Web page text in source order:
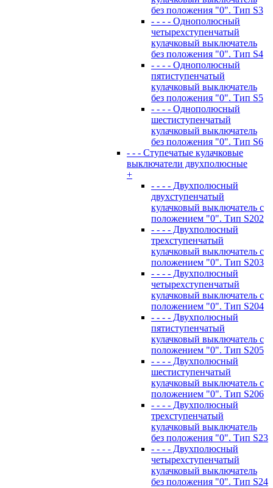
без положения "0". Тип S3
- - - - Однополюсный
четырехступенчатый
кулачковый выключатель
без положения "0". Тип S4
- - - - Однополюсный
пятиступенчатый
кулачковый выключатель
без положения "0". Тип S5
- - - - Однополюсный
шестиступенчатый
кулачковый выключатель
без положения "0". Тип S6
- - - Ступечатые кулачковые
выключатели двухполюсные
+
- - - - Двухполюсный
двухступенчатый
кулачковый выключатель с
положением "0". Тип S202
- - - - Двухполюсный
трехступенчатый
кулачковый выключатель с
положением "0". Тип S203
- - - - Двухполюсный
четырехступенчатый
кулачковый выключатель с
положением "0". Тип S204
- - - - Двухполюсный
пятиступенчатый
кулачковый выключатель с
положением "0". Тип S205
- - - - Двухполюсный
шестиступенчатый
кулачковый выключатель с
положением "0". Тип S206
- - - - Двухполюсный
трехступенчатый
кулачковый выключатель
без положения "0". Тип S23
- - - - Двухполюсный
четырехступенчатый
кулачковый выключатель
без положения "0". Тип S24